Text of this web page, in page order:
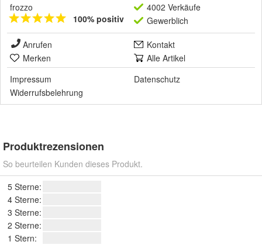
frozzo
100% positiv
4002 Verkäufe
Gewerblich
Anrufen
Kontakt
Merken
Alle Artikel
Impressum
Datenschutz
Widerrufsbelehrung
Produktrezensionen
So beurteilen Kunden dieses Produkt.
5 Sterne:
4 Sterne:
3 Sterne:
2 Sterne:
1 Stern: